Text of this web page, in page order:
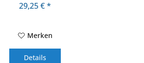
29,25 € *
Merken
Details